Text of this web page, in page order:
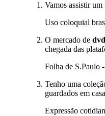
Vamos assistir
Uso coloquial
O mercado de dvd
chegada das
Folha de S.Paulo
Tenho uma
guardados em casa
Expressão